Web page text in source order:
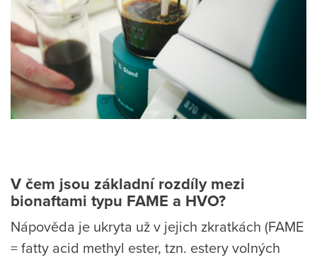
V čem jsou základní rozdíly mezi
bionaftami typu FAME a HVO?
Nápověda je ukryta už v jejich zkratkách (FAME
= fatty acid methyl ester, tzn. estery volných